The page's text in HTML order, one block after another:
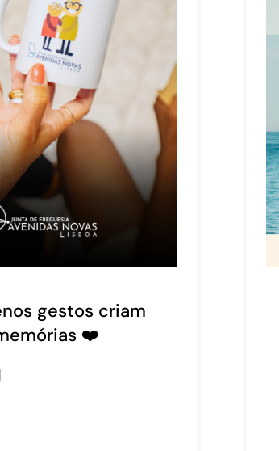
gestos criam
❤️